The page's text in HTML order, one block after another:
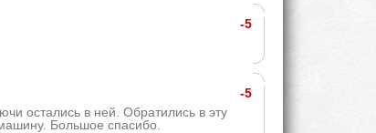
-5
-5
остались в ней. Обратились в эту
Большое спасибо.